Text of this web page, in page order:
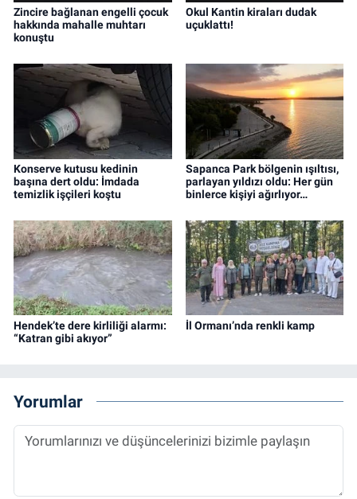
Zincire bağlanan engelli çocuk
hakkında mahalle muhtarı
konuştu
Okul Kantin kiraları dudak
uçuklattı!
Konserve kutusu kedinin
başına dert oldu: İmdada
temizlik işçileri koştu
Sapanca Park bölgenin ışıltısı,
parlayan yıldızı oldu: Her gün
binlerce kişiyi ağırlıyor…
Hendek’te dere kirliliği alarmı:
“Katran gibi akıyor”
İl Ormanı’nda renkli kamp
Yorumlar